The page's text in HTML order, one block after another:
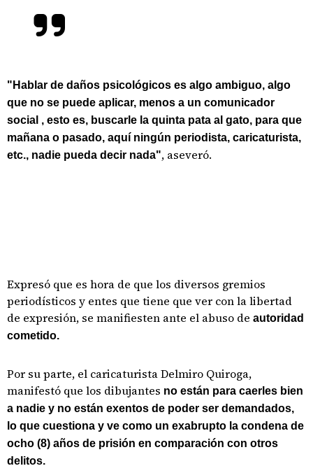
"Hablar de daños psicológicos es algo ambiguo, algo
que no se puede aplicar, menos a un comunicador
social , esto es, buscarle la quinta pata al gato, para que
mañana o pasado, aquí ningún periodista, caricaturista,
etc., nadie pueda decir nada", aseveró.
Expresó que es hora de que los diversos gremios
periodísticos y entes que tiene que ver con la libertad
de expresión, se manifiesten ante el abuso de autoridad
cometido.
Por su parte, el caricaturista Delmiro Quiroga,
manifestó que los dibujantes no están para caerles bien
a nadie y no están exentos de poder ser demandados,
lo que cuestiona y ve como un exabrupto la condena de
ocho (8) años de prisión en comparación con otros
delitos.